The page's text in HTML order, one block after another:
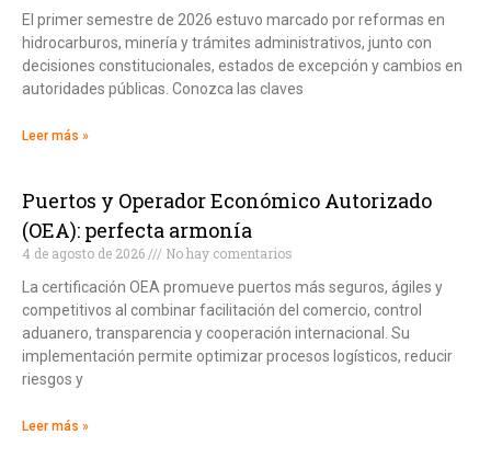
El primer semestre de 2026 estuvo marcado por reformas en
hidrocarburos, minería y trámites administrativos, junto con
decisiones constitucionales, estados de excepción y cambios en
autoridades públicas. Conozca las claves
Leer más »
Puertos y Operador Económico Autorizado
(OEA): perfecta armonía
4 de agosto de 2026
No hay comentarios
La certificación OEA promueve puertos más seguros, ágiles y
competitivos al combinar facilitación del comercio, control
aduanero, transparencia y cooperación internacional. Su
implementación permite optimizar procesos logísticos, reducir
riesgos y
Leer más »